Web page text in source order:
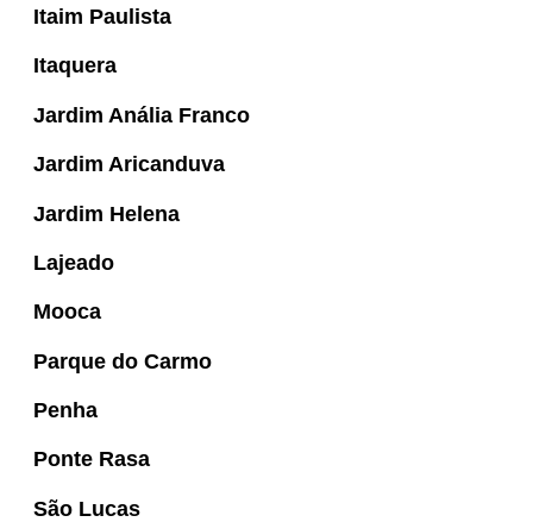
Itaim Paulista
Itaquera
Jardim Anália Franco
Jardim Aricanduva
Jardim Helena
Lajeado
Mooca
Parque do Carmo
Penha
Ponte Rasa
São Lucas